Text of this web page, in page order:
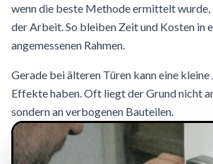
wenn die beste Methode ermittelt
der Arbeit. So bleiben Zeit und Kosten in
angemessenen Rahmen.
Gerade bei älteren Türen kann eine
Effekte haben. Oft liegt der Grund nicht
sondern an verbogenen Bauteilen.